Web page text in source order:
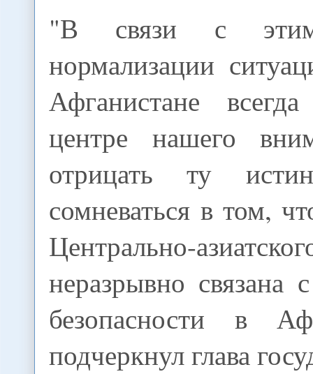
"В связи с этим
нормализации
Афганистане
центре нашего
отрицать ту
сомневаться в том,
Центрально-
неразрывно связана
безопасности в
подчеркнул глава